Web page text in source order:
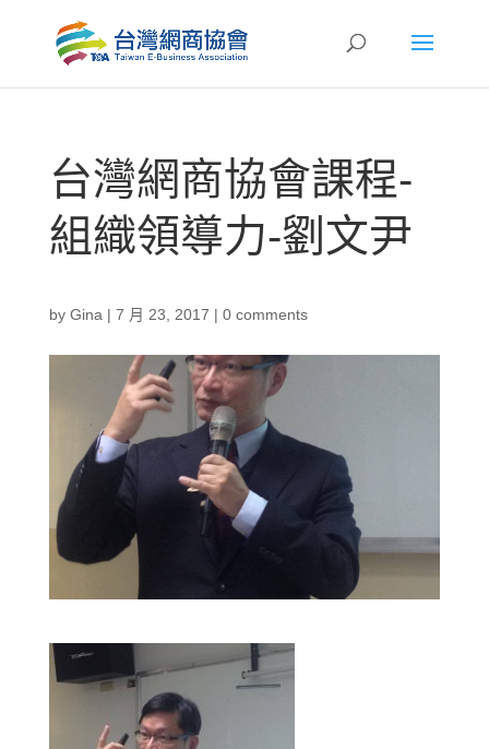
台灣網商協會課程-
組織領導力-劉文尹
by Gina | 7 月 23, 2017 | 0 comments